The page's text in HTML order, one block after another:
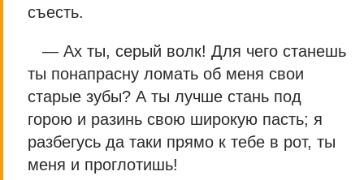
съесть.
— Ах ты, серый волк! Для чего станешь
ты понапрасну ломать об меня свои
старые зубы? А ты лучше стань под
горою и разинь свою широкую пасть; я
разбегусь да таки прямо к тебе в рот, ты
меня и проглотишь!